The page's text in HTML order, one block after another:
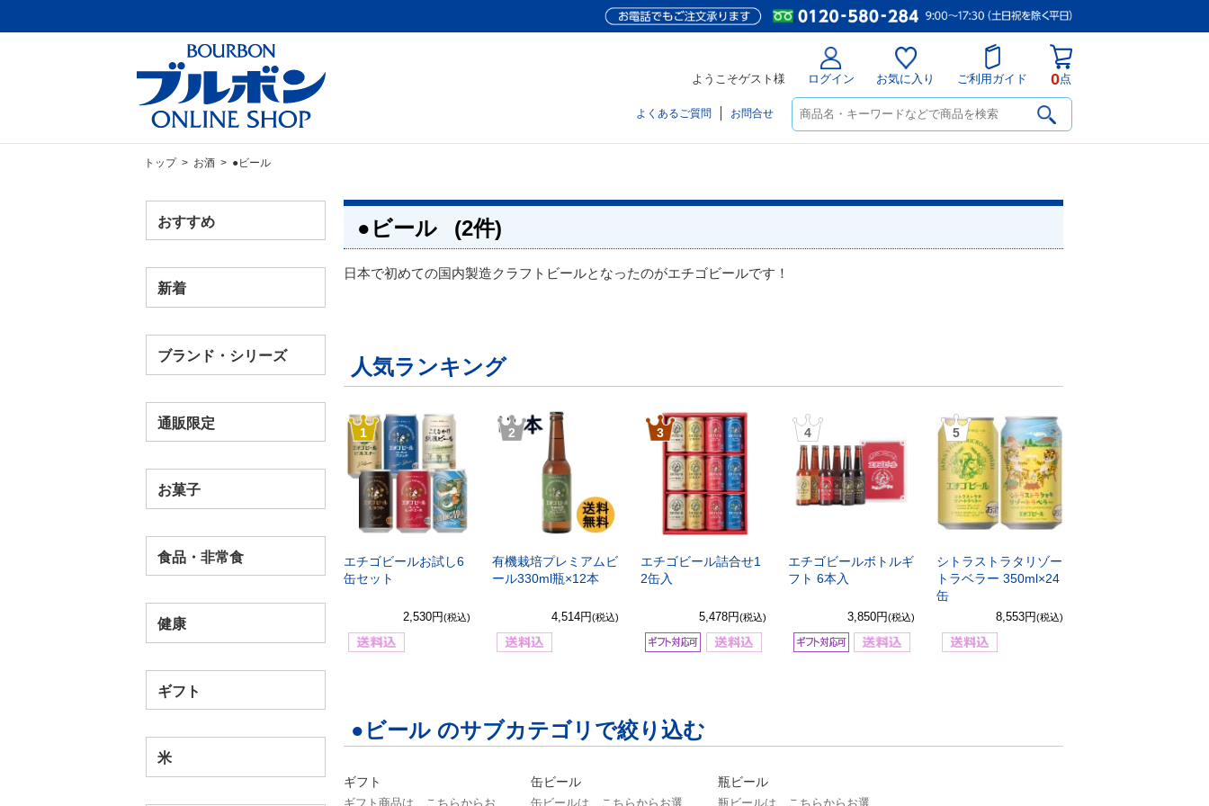
ようこそゲスト様 ログイン お気に入り ご利用ガイド 0点
よくあるご質問 お問合せ
トップ> お酒> ●ビール
おすすめ
新着
ブランド・シリーズ
通販限定
お菓子
食品・非常食
健康
ギフト
米
●ビール (2件)
日本で初めての国内製造クラフトビールとなったのがエチゴビールです！
人気ランキング
1
エチゴビールお試し6
缶セット
2,530円(税込)
2
有機栽培プレミアムビ
ール330ml瓶×12本
4,514円(税込)
3
エチゴビール詰合せ1
2缶入
5,478円(税込)
4
エチゴビールボトルギ
フト 6本入
3,850円(税込)
5
シトラストラタリゾー
トラベラー 350ml×24
缶
8,553円(税込)
●ビール のサブカテゴリで絞り込む
ギフト
ギフト商品は、こちらからお
缶ビール
缶ビールは、こちらからお選
瓶ビール
瓶ビールは、こちらからお選